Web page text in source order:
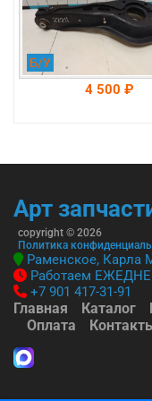
Б/У
4 500 ₽
-->
Арт
copyright © 2026
Политика
Раменское, Карла
Работаем
+7 901 417-31-91
Главная Каталог
Оплата